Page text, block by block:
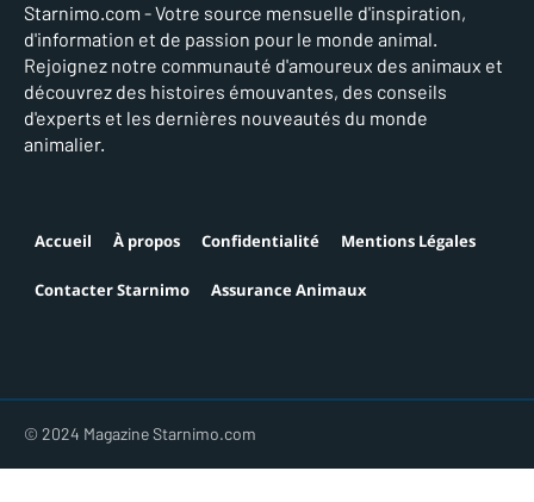
Starnimo.com - Votre source mensuelle d'inspiration,
d'information et de passion pour le monde animal.
Rejoignez notre communauté d'amoureux des animaux et
découvrez des histoires émouvantes, des conseils
d'experts et les dernières nouveautés du monde
animalier.
Accueil À propos Confidentialité Mentions Légales
Contacter Starnimo Assurance Animaux
© 2024 Magazine Starnimo.com